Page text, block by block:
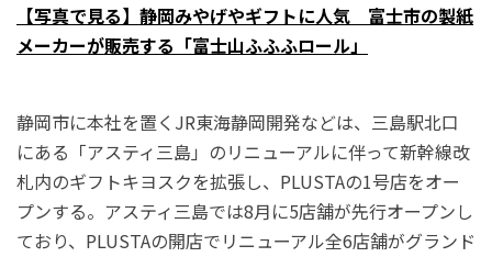
【写真で見る】静岡みやげやギフトに人気 富士市の製紙
メーカーが販売する「富士山ふふふロール」
静岡市に本社を置くJR東海静岡開発などは、三島駅北口
にある「アスティ三島」のリニューアルに伴って新幹線改
札内のギフトキヨスクを拡張し、PLUSTAの1号店をオー
プンする。アスティ三島では8月に5店舗が先行オープンし
ており、PLUSTAの開店でリニューアル全6店舗がグランド